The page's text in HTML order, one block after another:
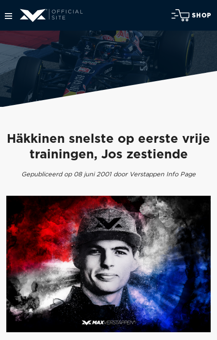
SHOP
Häkkinen snelste op eerste vrije
trainingen, Jos zestiende
Gepubliceerd op 08 juni 2001 door Verstappen Info Page